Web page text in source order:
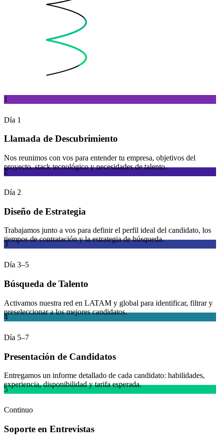
1
Día 1
Llamada de Descubrimiento
Nos reunimos con vos para entender tu empresa, objetivos del
proyecto, stack tecnológico y necesidades de talento.
2
Día 2
Diseño de Estrategia
Trabajamos junto a vos para definir el perfil ideal del candidato, los
tiempos de contratación y la estrategia de búsqueda.
3
Día 3–5
Búsqueda de Talento
Activamos nuestra red en LATAM y global para identificar, filtrar y
preseleccionar a los mejores candidatos.
4
Día 5–7
Presentación de Candidatos
Entregamos un informe detallado de cada candidato: habilidades,
experiencia, disponibilidad y tarifa esperada.
5
Continuo
Soporte en Entrevistas